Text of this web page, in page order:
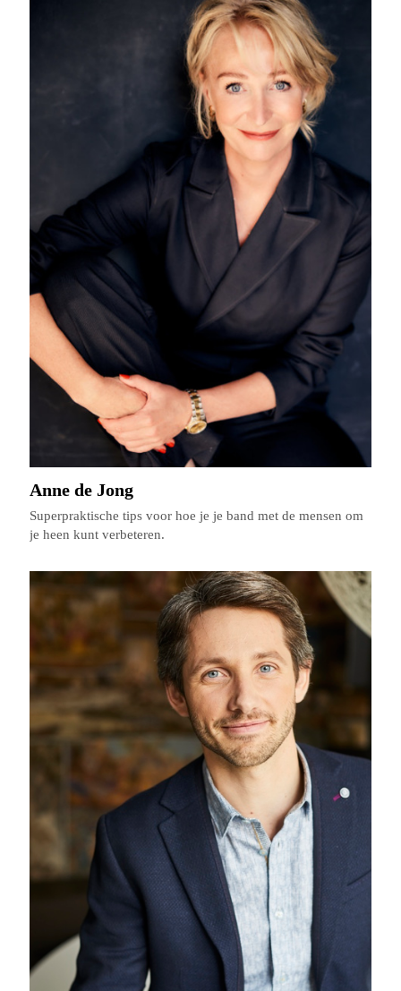
Anne de Jong
Superpraktische tips voor hoe je je band met de mensen om
je heen kunt verbeteren.